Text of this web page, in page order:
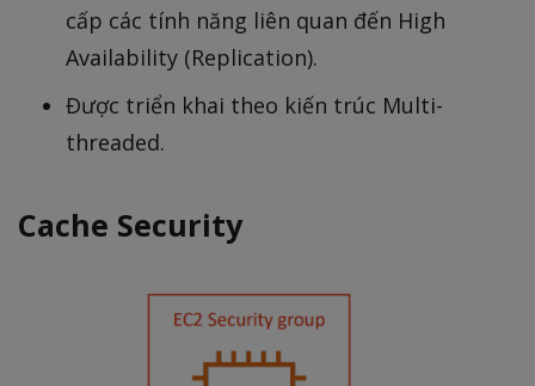
cấp các tính năng liên quan đến High
Availability (Replication).
Được triển khai theo kiến trúc Multi-
threaded.
Cache Security